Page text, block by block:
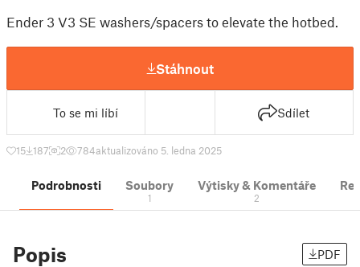
Ender 3 V3 SE washers/spacers to elevate the hotbed.
Stáhnout
To se mi líbí Sdílet
15 187 2 784aktualizováno 5. ledna 2025
Podrobnosti Soubory
1
Výtisky & Komentáře
2
Popis PDF